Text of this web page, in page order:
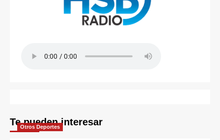
Te pueden interesar
Otros Deportes